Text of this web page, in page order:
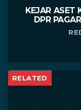
KEJAR ASET
DPR
RELATED